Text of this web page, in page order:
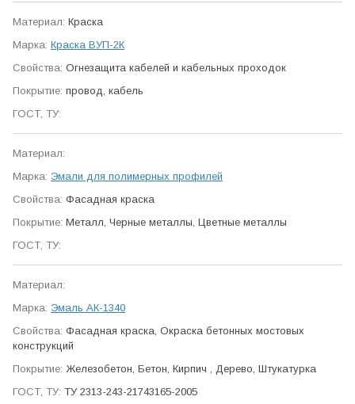
Краска
Краска ВУП-2К
Огне­защита кабелей и кабельных проходок
провод, кабель
Эмали для полимерных профилей
Фасадная краска
Металл, Черные металлы, Цветные металлы
Эмаль АК-1340
Фасадная краска, Окраска бетонных мостовых
конструкций
Железобетон, Бетон, Кирпич , Дерево, Штукатурка
ТУ 2313-243-21743165-2005